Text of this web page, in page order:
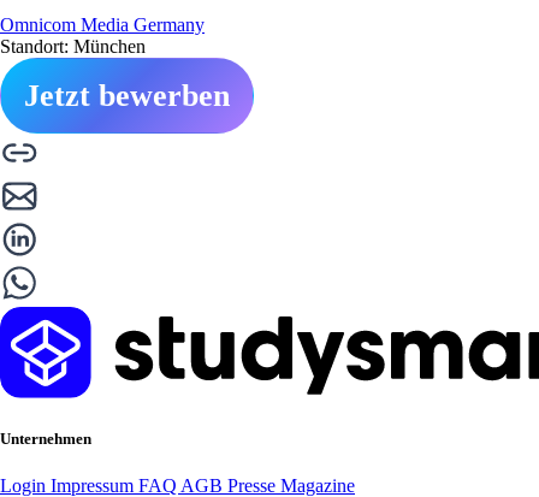
Omnicom Media Germany
Standort: München
Jetzt bewerben
Unternehmen
Login Impressum FAQ AGB Presse Magazine